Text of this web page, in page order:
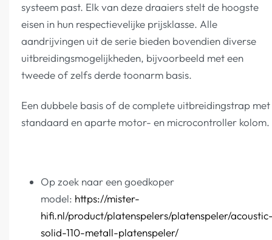
systeem past. Elk van deze draaiers stelt de hoogste
eisen in hun respectievelijke prijsklasse. Alle
aandrijvingen uit de serie bieden bovendien diverse
uitbreidingsmogelijkheden, bijvoorbeeld met een
tweede of zelfs derde toonarm basis.
Een dubbele basis of de complete uitbreidingstrap met
standaard en aparte motor- en microcontroller kolom.
Op zoek naar een goedkoper
model: https://mister-
hifi.nl/product/platenspelers/platenspeler/
solid-110-metall-platenspeler/